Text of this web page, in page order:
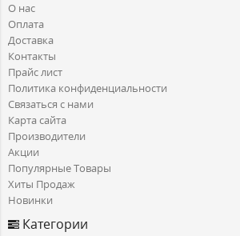
О нас
Оплата
Доставка
Контакты
Прайс лист
Политика конфиденциальности
Связаться с нами
Карта сайта
Производители
Акции
Популярные Товары
Хиты Продаж
Новинки
Категории